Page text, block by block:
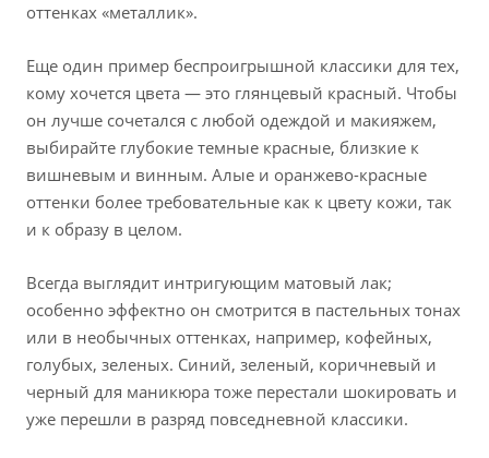
оттенках «металлик».
Еще один пример беспроигрышной классики для тех,
кому хочется цвета — это глянцевый красный. Чтобы
он лучше сочетался с любой одеждой и макияжем,
выбирайте глубокие темные красные, близкие к
вишневым и винным. Алые и оранжево-красные
оттенки более требовательные как к цвету кожи, так
и к образу в целом.
Всегда выглядит интригующим матовый лак;
особенно эффектно он смотрится в пастельных тонах
или в необычных оттенках, например, кофейных,
голубых, зеленых. Синий, зеленый, коричневый и
черный для маникюра тоже перестали шокировать и
уже перешли в разряд повседневной классики.